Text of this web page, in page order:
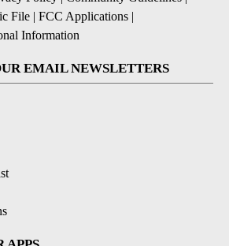
File | FCC Applications |
Information
EMAIL NEWSLETTERS